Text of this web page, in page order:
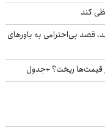
کند
بی‌احترامی به باورهای